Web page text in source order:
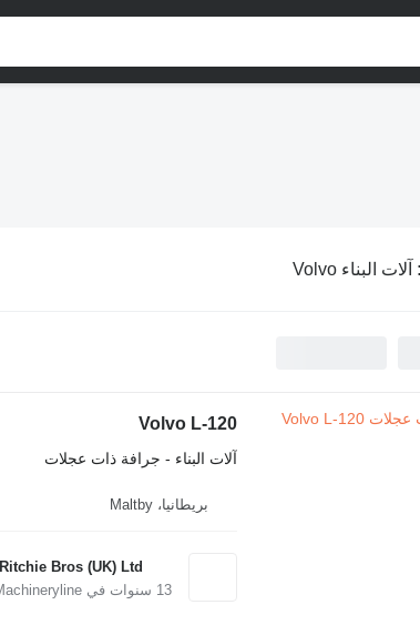
آلات البناء Volvo
Volvo L-120
آلات البناء - جرافة ذات عجلات
بريطانيا، Maltby
Ritchie Bros (UK) Ltd
13 سنوات في Machineryline